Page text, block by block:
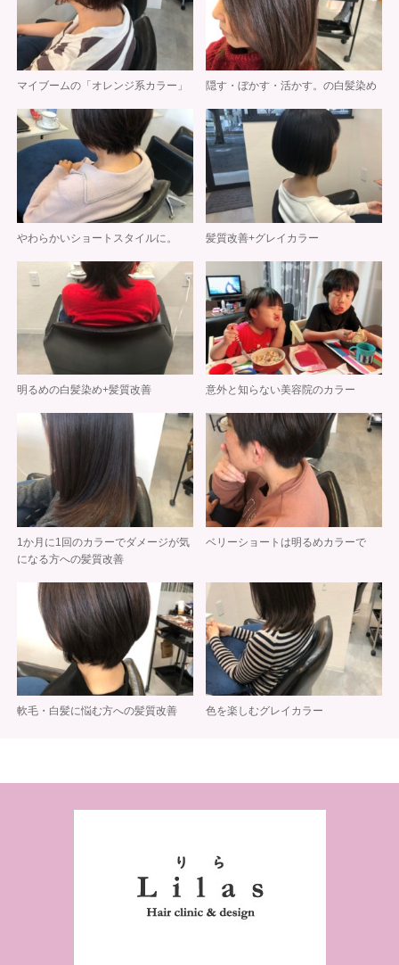
マイブームの「オレンジ系カラー」 隠す・ぼかす・活かす。の白髪染め
やわらかいショートスタイルに。 髪質改善+グレイカラー
明るめの白髪染め+髪質改善 意外と知らない美容院のカラー
1か月に1回のカラーでダメージが気
になる方への髪質改善
ベリーショートは明るめカラーで
軟毛・白髪に悩む方への髪質改善 色を楽しむグレイカラー